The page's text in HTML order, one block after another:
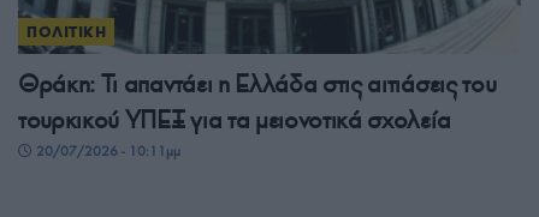
ΠΟΛΙΤΙΚΗ
Θράκη: Τι απαντάει η Ελλάδα στις αιτιάσεις του
τουρκικού ΥΠΕΞ για τα μειονοτικά σχολεία
20/07/2026 - 10:11μμ